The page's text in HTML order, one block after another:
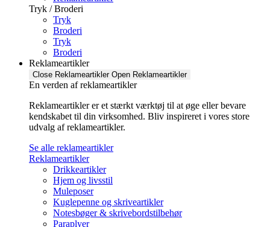
Tryk / Broderi
Tryk
Broderi
Tryk
Broderi
Reklameartikler
Close Reklameartikler Open Reklameartikler
En verden af reklameartikler ​
Reklameartikler er et stærkt værktøj til at øge eller bevare
kendskabet til din virksomhed. Bliv inspireret i vores store
udvalg af reklameartikler.
Se alle reklameartikler
Reklameartikler
Drikkeartikler
Hjem og livsstil
Muleposer
Kuglepenne og skriveartikler
Notesbøger & skrivebordstilbehør
Paraplyer